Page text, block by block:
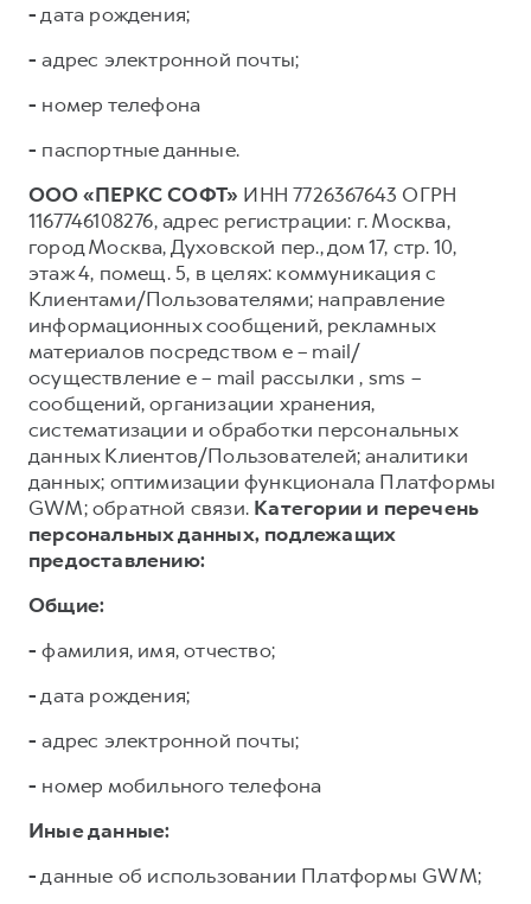
-дата рождения;
- адрес электронной почты;
- номер телефона
- паспортные данные.
ООО «ПЕРКС СОФТ» ИНН 7726367643 ОГРН
1167746108276, адрес регистрации: г. Москва,
город Москва, Духовской пер., дом 17, стр. 10,
этаж 4, помещ. 5, в целях: коммуникация с
Клиентами/Пользователями; направление
информационных сообщений, рекламных
материалов посредством e – mail/
осуществление e – mail рассылки , sms –
сообщений, организации хранения,
систематизации и обработки персональных
данных Клиентов/Пользователей; аналитики
данных; оптимизации функционала Платформы
GWM; обратной связи. Категории и перечень
персональных данных, подлежащих
предоставлению:
Общие:
- фамилия, имя, отчество;
-дата рождения;
- адрес электронной почты;
- номер мобильного телефона
Иные данные:
-данные об использовании Платформы GWM;